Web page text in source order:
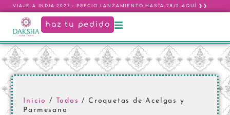
VIAJE A INDIA 2027 - PRECIO LANZAMIENTO HASTA 28/2 AQUÍ ❯❯
haz tu pedido
Inicio / Todos / Croquetas de Acelgas y
Parmesano